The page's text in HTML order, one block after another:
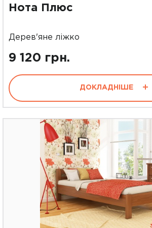
Нота Плюс
Дерев'яне ліжко
9 120 грн.
ДОКЛАДНІШЕ